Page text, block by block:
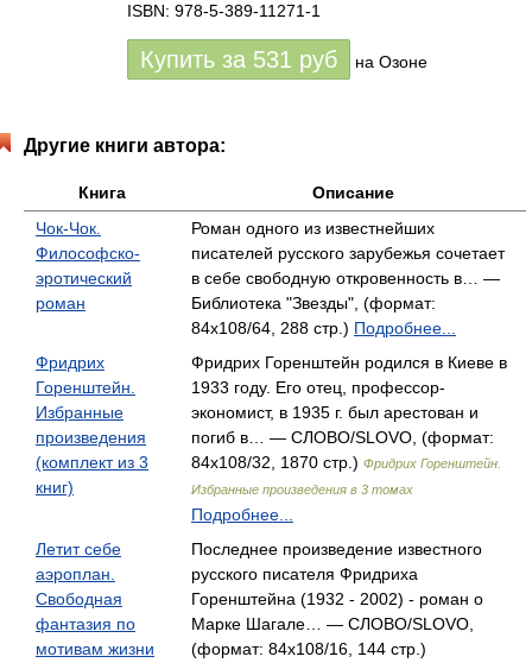
ISBN: 978-5-389-11271-1
Купить за 531 руб на Озоне
Другие книги автора:
Книга
Описание
Чок-Чок.
Философско-
эротический
роман
Роман одного из известнейших
писателей русского зарубежья сочетает
в себе свободную откровенность в… —
Библиотека "Звезды", (формат:
84x108/64, 288 стр.) Подробнее...
Фридрих
Горенштейн.
Избранные
произведения
(комплект из 3
книг)
Фридрих Горенштейн родился в Киеве в
1933 году. Его отец, профессор-
экономист, в 1935 г. был арестован и
погиб в… — СЛОВО/SLOVO, (формат:
84x108/32, 1870 стр.) Фридрих Горенштейн.
Избранные произведения в 3 томах
Подробнее...
Летит себе
аэроплан.
Свободная
фантазия по
мотивам жизни
Последнее произведение известного
русского писателя Фридриха
Горенштейна (1932 - 2002) - роман о
Марке Шагале… — СЛОВО/SLOVO,
(формат: 84x108/16, 144 стр.)